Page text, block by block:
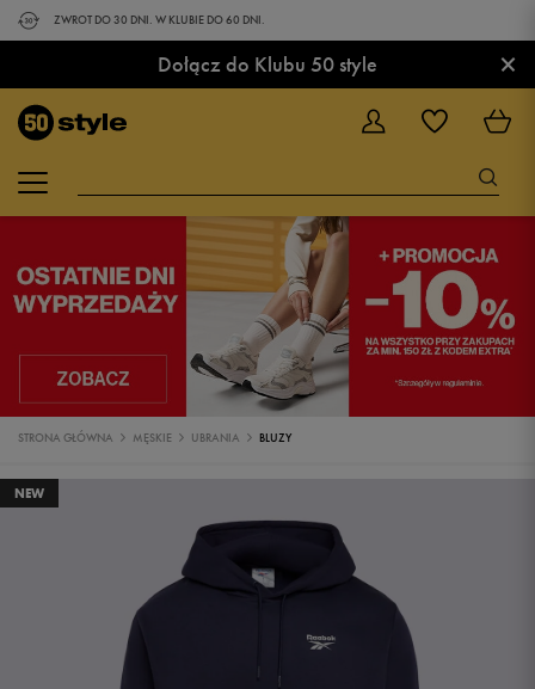
ZWROT DO 30 DNI. W KLUBIE DO 60 DNI.
Dołącz do Klubu 50 style ×
STRONA GŁÓWNA MĘSKIE UBRANIA BLUZY
NEW